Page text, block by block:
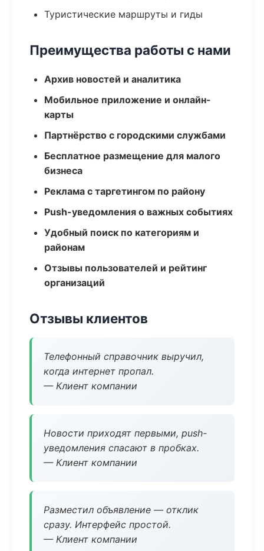
Туристические маршруты и гиды
Преимущества работы с нами
Архив новостей и аналитика
Мобильное приложение и онлайн-
карты
Партнёрство с городскими службами
Бесплатное размещение для малого
бизнеса
Реклама с таргетингом по району
Push-уведомления о важных событиях
Удобный поиск по категориям и
районам
Отзывы пользователей и рейтинг
организаций
Отзывы клиентов
Телефонный справочник выручил,
когда интернет пропал.
— Клиент компании
Новости приходят первыми, push-
уведомления спасают в пробках.
— Клиент компании
Разместил объявление — отклик
сразу. Интерфейс простой.
— Клиент компании